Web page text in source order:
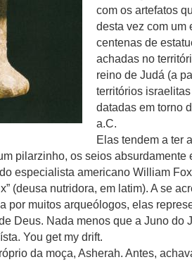
com os artefatos
desta vez com um
centenas de
achadas no
reino de Judá (a
territórios
datadas em torno
a.C.
Elas tendem a ter
pilarzinho, os seios absurdamente
especialista americano William
(deusa nutridora, em latim). A se
por muitos arqueólogos, elas
Deus. Nada menos que a Juno do
You get my drift.
da moça, Asherah. Antes,